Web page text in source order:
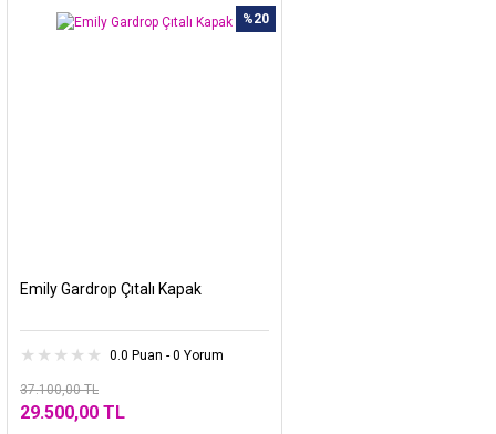
%20
Emily Gardrop Çıtalı Kapak
0.0 Puan - 0 Yorum
37.100,00 TL
29.500,00 TL